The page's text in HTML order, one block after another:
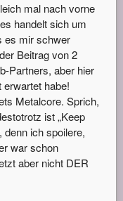
mal nach vorne
handelt sich um
es mir schwer
Beitrag von 2
Partners, aber hier
habe!
Metalcore. Sprich,
ist „Keep
denn ich spoilere,
war schon
aber nicht DER